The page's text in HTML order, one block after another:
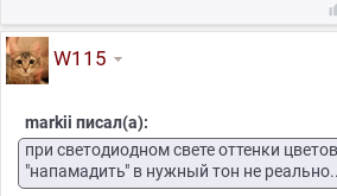
W115
markii писал(а):
при светодиодном свете оттенки
"напамадить" в нужный тон не